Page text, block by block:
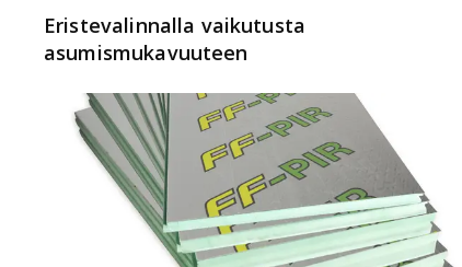
Eristevalinnalla vaikutusta
asumismukavuuteen